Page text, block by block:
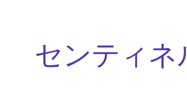
センティネ